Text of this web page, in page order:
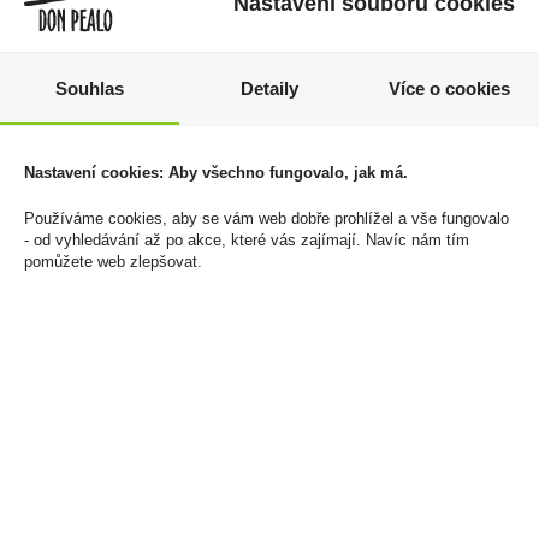
Heffron 5YO 0,7l 38%
359 Kč
Skladem:50 - 100 ks
Stand-up pouch
969 Kč
Cena za:
Souhlas Detaily Více o cookies
Nastavení cookies: Aby všechno fungovalo, jak má.
Používáme cookies, aby se vám web dobře prohlížel a vše fungovalo
- od vyhledávání až po akce, které vás zajímají. Navíc nám tím
pomůžete web zlepšovat.